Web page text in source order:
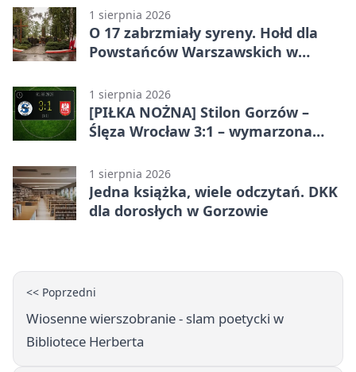
Lidze Grupa 3 (Grupa III)
1 sierpnia 2026
O 17 zabrzmiały syreny. Hołd dla
Powstańców Warszawskich w
1 sierpnia 2026
[PIŁKA NOŻNA] Stilon Gorzów –
Ślęza Wrocław 3:1 – wymarzona
Grupa 3 (Grupa III)
1 sierpnia 2026
Jedna książka, wiele odczytań. DKK
dla dorosłych w Gorzowie
<< Poprzedni
Wiosenne wierszobranie - slam poetycki w
Bibliotece Herberta